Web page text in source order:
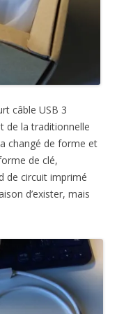
câble USB 3
de la traditionnelle
changé de forme et
de clé,
de circuit imprimé
d’exister, mais